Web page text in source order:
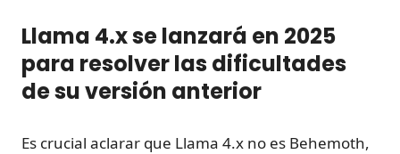
Llama 4.x se lanzará en 2025
para resolver las dificultades
de su versión anterior
Es crucial aclarar que Llama 4.x no es Behemoth,